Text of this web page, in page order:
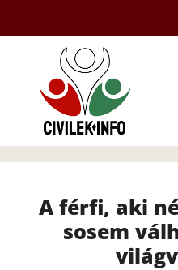
tartalomba
A férfi, aki
sosem